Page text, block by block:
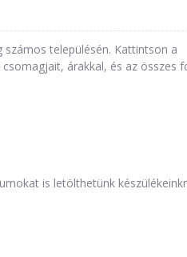
településén. Kattintson a
árakkal, és az összes
is letölthetünk